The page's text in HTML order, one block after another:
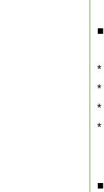
■
*
*
*
*
■